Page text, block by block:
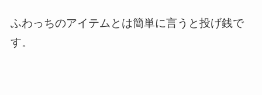
ふわっちのアイテムとは簡単に言うと投げ銭で
す。